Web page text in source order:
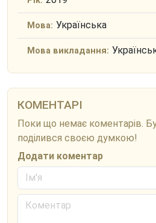
Мова: Українська
Мова викладання:
КОМЕНТАРІ
Поки що немає коментарів.
поділився своєю думкою!
Додати коментар